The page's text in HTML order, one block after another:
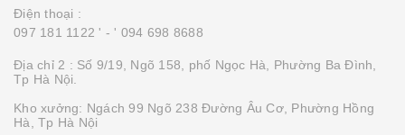
Điện thoại :
097 181 1122 ' - ' 094 698 8688
Địa chỉ 2 : Số 9/19, Ngõ 158, phố Ngọc Hà, Phường Ba Đình,
Tp Hà Nội.
Kho xưởng: Ngách 99 Ngõ 238 Đường Âu Cơ, Phường Hồng
Hà, Tp Hà Nội